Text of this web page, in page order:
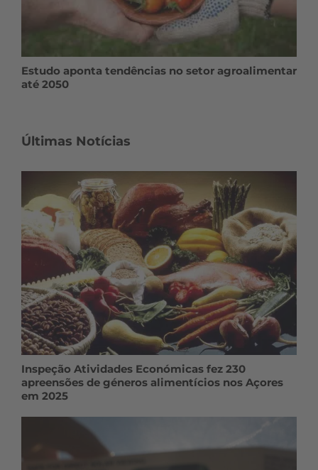
Estudo aponta tendências no setor agroalimentar
até 2050
Últimas Notícias
Inspeção Atividades Económicas fez 230
apreensões de géneros alimentícios nos Açores
em 2025